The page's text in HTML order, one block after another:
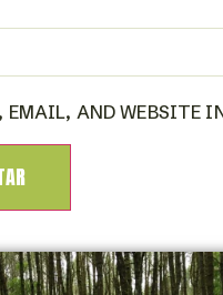
EMAIL, AND WEBSITE